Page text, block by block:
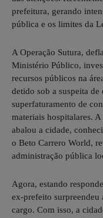
prefeitura, gerando
pública e os limites da
A Operação Sutura,
Ministério Público,
recursos públicos na
detido sob a suspeita
superfaturamento de
materiais hospitalares.
abalou a cidade,
o Beto Carrero World,
administração pública
Agora, estando
ex-prefeito surpreendeu
cargo. Com isso, a